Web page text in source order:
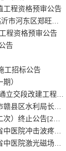
工程资格预审公告
庄还建项目（一期）
程资格预审公告
告
工招标公告
）
智慧公路施工招标公告
GX-J002）的电子化竞争性谈判公告
终止公告[2026]
项目中标(成交)结果公告
项目中标(成交)结果公告